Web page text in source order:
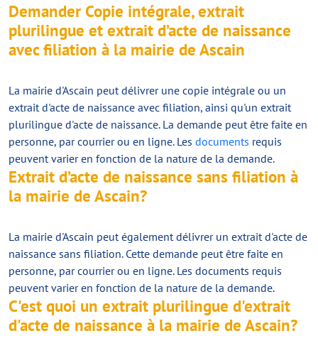
Demander Copie intégrale, extrait
plurilingue et extrait d’acte de naissance
avec filiation à la mairie de Ascain
La mairie d'Ascain peut délivrer une copie intégrale ou un
extrait d'acte de naissance avec filiation, ainsi qu'un extrait
plurilingue d'acte de naissance. La demande peut être faite en
personne, par courrier ou en ligne. Les documents requis
peuvent varier en fonction de la nature de la demande.
Extrait d’acte de naissance sans filiation à
la mairie de Ascain?
La mairie d'Ascain peut également délivrer un extrait d'acte de
naissance sans filiation. Cette demande peut être faite en
personne, par courrier ou en ligne. Les documents requis
peuvent varier en fonction de la nature de la demande.
C'est quoi un extrait plurilingue d'extrait
d'acte de naissance à la mairie de Ascain?